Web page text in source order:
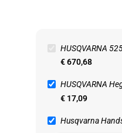
HUSQVARNA
€670,68
HUSQVARNA
€ 17,09
Husqvarna